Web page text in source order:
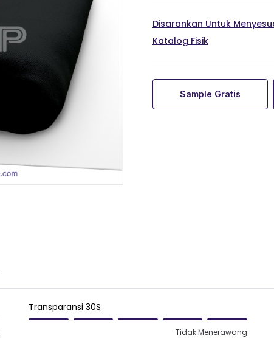
Disarankan Untuk
Katalog Fisik
Sample Gratis
Transparansi 30S
Tidak Menerawang